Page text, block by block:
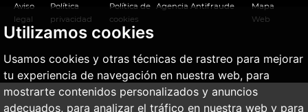
Utilizamos cookies
Usamos cookies y otras técnicas de rastreo para mejorar
tu experiencia de navegación en nuestra web, para
mostrarte contenidos personalizados y anuncios
adecuados, para analizar el tráfico en nuestra web y para
Aviso
legal
Política
privacidad
Política de
cookies
Agencia Antifraude
Mapa
Web